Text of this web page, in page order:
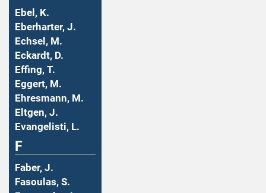
Ebel, K.
Eberharter, J.
Echsel, M.
Eckardt, D.
Effing, T.
Eggert, M.
Ehresmann, M.
Eltgen, J.
Evangelisti, L.
F
Faber, J.
Fasoulas, S.